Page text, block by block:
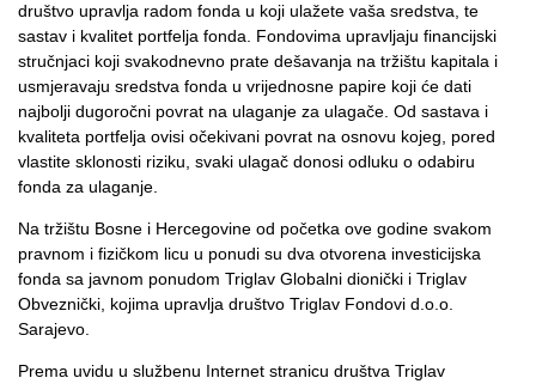
društvo upravlja radom fonda u koji ulažete vaša sredstva, te
sastav i kvalitet portfelja fonda. Fondovima upravljaju financijski
stručnjaci koji svakodnevno prate dešavanja na tržištu kapitala i
usmjeravaju sredstva fonda u vrijednosne papire koji će dati
najbolji dugoročni povrat na ulaganje za ulagače. Od sastava i
kvaliteta portfelja ovisi očekivani povrat na osnovu kojeg, pored
vlastite sklonosti riziku, svaki ulagač donosi odluku o odabiru
fonda za ulaganje.
Na tržištu Bosne i Hercegovine od početka ove godine svakom
pravnom i fizičkom licu u ponudi su dva otvorena investicijska
fonda sa javnom ponudom Triglav Globalni dionički i Triglav
Obveznički, kojima upravlja društvo Triglav Fondovi d.o.o.
Sarajevo.
Prema uvidu u službenu Internet stranicu društva Triglav